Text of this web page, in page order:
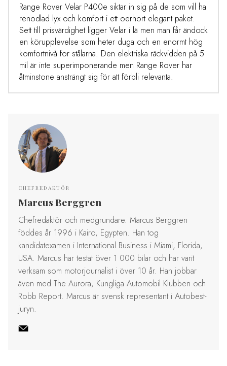
Range Rover Velar P400e siktar in sig på de som vill ha
renodlad lyx och komfort i ett oerhört elegant paket.
Sett till prisvärdighet ligger Velar i lä men man får ändock
en körupplevelse som heter duga och en enormt hög
komfortnivå för stålarna. Den elektriska räckvidden på 5
mil är inte superimponerande men Range Rover har
åtminstone ansträngt sig för att förbli relevanta.
CHEFREDAKTÖR
Marcus Berggren
Chefredaktör och medgrundare. Marcus Berggren
föddes år 1996 i Kairo, Egypten. Han tog
kandidatexamen i International Business i Miami, Florida,
USA. Marcus har testat över 1 000 bilar och har varit
verksam som motorjournalist i över 10 år. Han jobbar
även med The Aurora, Kungliga Automobil Klubben och
Robb Report. Marcus är svensk representant i Autobest-
juryn.